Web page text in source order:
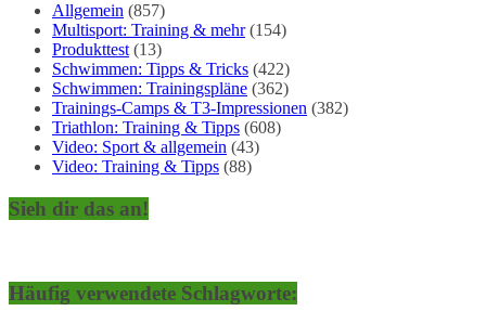
Allgemein (857)
Multisport: Training & mehr(154)
Produkttest(13)
Schwimmen: Tipps & Tricks (422)
Schwimmen: Trainingspläne (362)
Trainings-Camps & T3-Impressionen (382)
Triathlon: Training & Tipps (608)
Video: Sport & allgemein (43)
Video: Training & Tipps (88)
Sieh dir das an!
Häufig verwendete Schlagworte: